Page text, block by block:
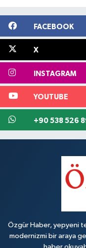
FACEBOOK
X
INSTAGRAM
YOUTUBE
+90 538 526
Özgür Haber, yepyeni
modernizmi bir araya